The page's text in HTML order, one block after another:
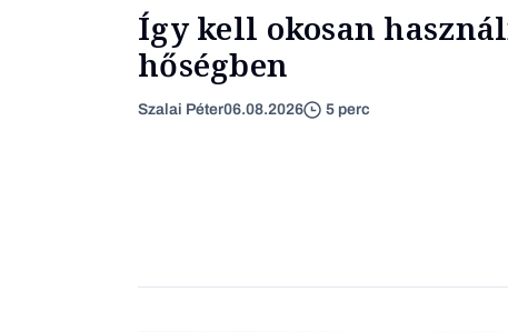
Így kell okosan
hőségben
Szalai Péter06.08.2026 5 perc